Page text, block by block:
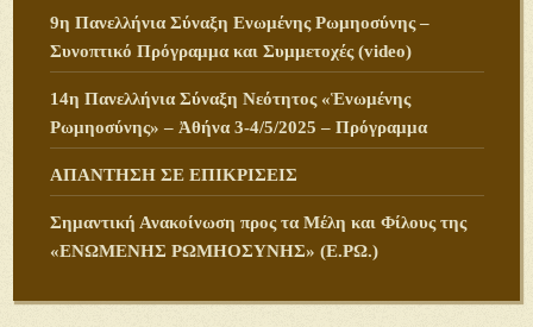
9η Πανελλήνια Σύναξη Ενωμένης Ρωμηοσύνης –
Συνοπτικό Πρόγραμμα και Συμμετοχές (video)
14η Πανελλήνια Σύναξη Νεότητος «Ἑνωμένης
Ρωμηοσύνης» – Ἀθήνα 3-4/5/2025 – Πρόγραμμα
ΑΠΑΝΤΗΣΗ ΣΕ ΕΠΙΚΡΙΣΕΙΣ
Σημαντική Ανακοίνωση προς τα Μέλη και Φίλους της
«ΕΝΩΜΕΝΗΣ ΡΩΜΗΟΣΥΝΗΣ» (Ε.ΡΩ.)